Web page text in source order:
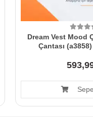
Dream Vest Mood
Çantası